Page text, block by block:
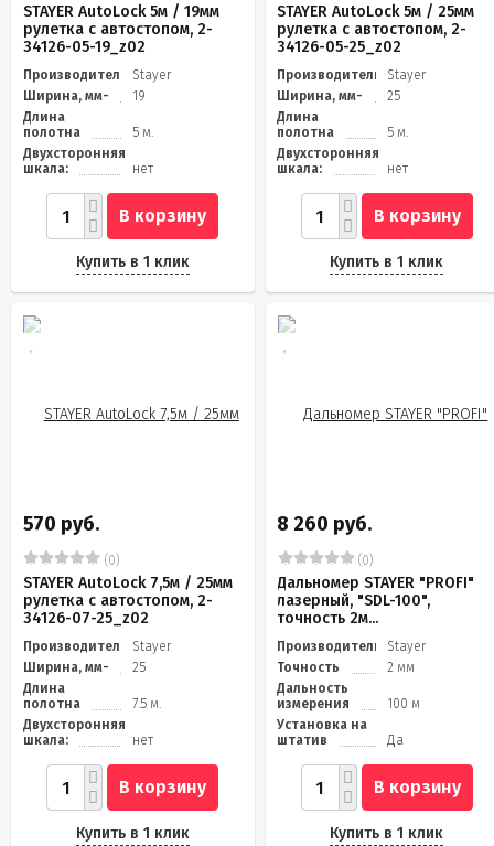
STAYER АutoLock 5м / 19мм
рулетка с автостопом, 2-
34126-05-19_z02
Производитель
Stayer
Ширина, мм-
19
Длина
полотна
5 м.
Двухсторонняя
шкала:
нет
В корзину
Купить в 1 клик
STAYER АutoLock 5м / 25мм
рулетка с автостопом, 2-
34126-05-25_z02
Производитель
Stayer
Ширина, мм-
25
Длина
полотна
5 м.
Двухсторонняя
шкала:
нет
В корзину
Купить в 1 клик
570 руб.
(0)
STAYER АutoLock 7,5м / 25мм
рулетка с автостопом, 2-
34126-07-25_z02
Производитель
Stayer
Ширина, мм-
25
Длина
полотна
7.5 м.
Двухсторонняя
шкала:
нет
В корзину
Купить в 1 клик
8 260 руб.
(0)
Дальномер STAYER "PROFI"
лазерный, "SDL-100",
точность 2м...
Производитель
Stayer
Точность
2 мм
Дальность
измерения
100 м
Установка на
штатив
Да
В корзину
Купить в 1 клик